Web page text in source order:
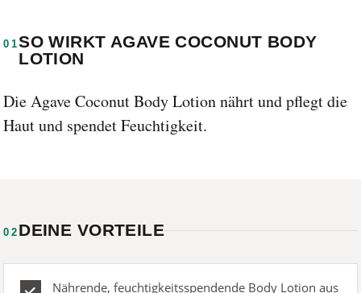
01SO WIRKT AGAVE COCONUT BODY
LOTION
Die Agave Coconut Body Lotion nährt und pflegt die
Haut und spendet Feuchtigkeit.
02 DEINE VORTEILE
Nährende, feuchtigkeitsspendende Body Lotion aus